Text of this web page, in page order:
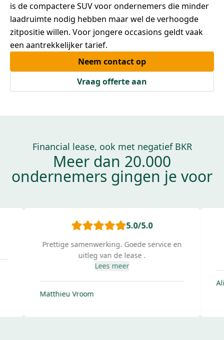
is de compactere SUV voor ondernemers die minder
laadruimte nodig hebben maar wel de verhoogde
zitpositie willen. Voor jongere occasions geldt vaak
een aantrekkelijker tarief.
Neem contact op
Vraag offerte aan
Financial lease, ook met negatief BKR
Meer dan 20.000
ondernemers gingen je voor
5.0/5.0
Prettige samenwerking. Goede service en
uitleg van de lease .
Lees meer
Matthieu Vroom